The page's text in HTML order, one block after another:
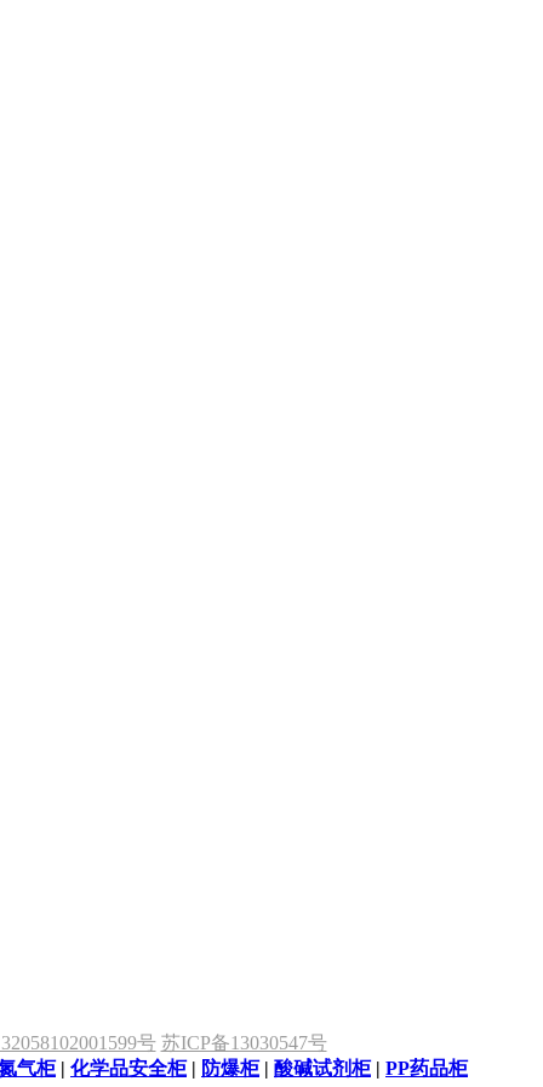
号 苏ICP备13030547号
气柜| 化学品安全柜| 防爆柜| 酸碱试剂柜| PP药品柜